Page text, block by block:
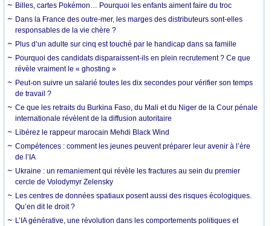
Billes, cartes Pokémon… Pourquoi les enfants aiment faire du troc
Dans la France des outre-mer, les marges des distributeurs sont-elles
responsables de la vie chère ?
Plus d’un adulte sur cinq est touché par le handicap dans sa famille
Pourquoi des candidats disparaissent-ils en plein recrutement ? Ce que
révèle vraiment le « ghosting »
Peut-on suivre un salarié toutes les dix secondes pour vérifier son temps
de travail ?
Ce que les retraits du Burkina Faso, du Mali et du Niger de la Cour pénale
internationale révèlent de la diffusion autoritaire
Libérez le rappeur marocain Mehdi Black Wind
Compétences : comment les jeunes peuvent préparer leur avenir à l’ère
de l’IA
Ukraine : un remaniement qui révèle les fractures au sein du premier
cercle de Volodymyr Zelensky
Les centres de données spatiaux posent aussi des risques écologiques.
Qu’en dit le droit ?
L’IA générative, une révolution dans les comportements politiques et